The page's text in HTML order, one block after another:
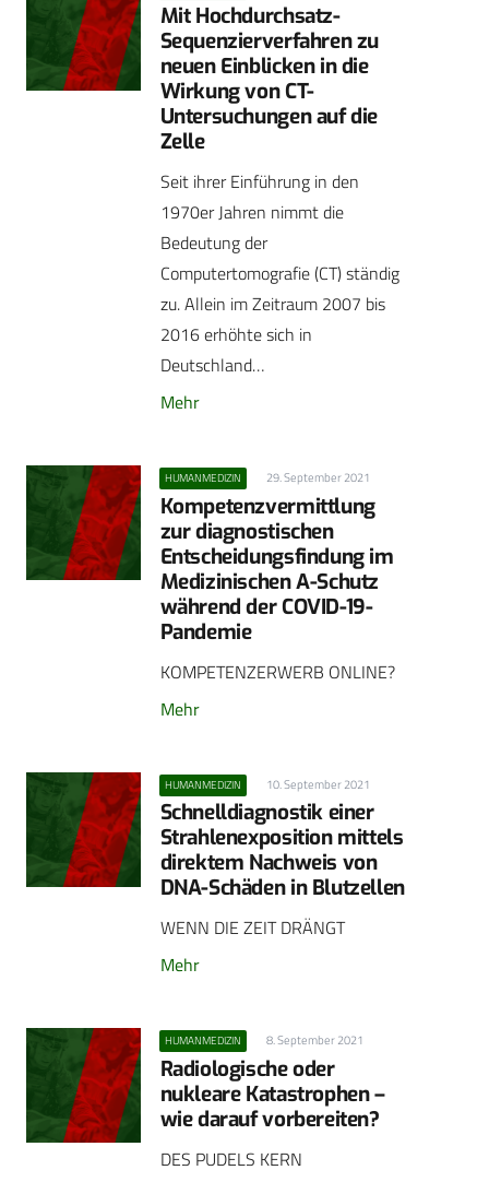
Mit Hochdurchsatz-
Sequenzierverfahren zu
neuen Einblicken in die
Wirkung von CT-
Untersuchungen auf die
Zelle
Seit ihrer Einführung in den
1970er Jahren nimmt die
Bedeutung der
Computertomografie (CT) ständig
zu. Allein im Zeitraum 2007 bis
2016 erhöhte sich in
Deutschland…
Mehr
HUMANMEDIZIN 29. September 2021
Kompetenzvermittlung
zur diagnostischen
Entscheidungsfindung im
Medizinischen A-Schutz
während der COVID-19-
Pandemie
KOMPETENZERWERB ONLINE?
Mehr
HUMANMEDIZIN 10. September 2021
Schnelldiagnostik einer
Strahlenexposition mittels
direktem Nachweis von
DNA-Schäden in Blutzellen
WENN DIE ZEIT DRÄNGT
Mehr
HUMANMEDIZIN 8. September 2021
Radiologische oder
nukleare Katastrophen –
wie darauf vorbereiten?
DES PUDELS KERN